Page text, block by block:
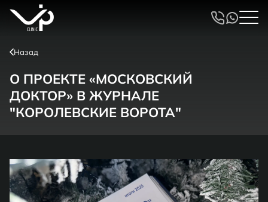
Назад
О ПРОЕКТЕ «МОСКОВСКИЙ
ДОКТОР» В ЖУРНАЛЕ
"КОРОЛЕВСКИЕ ВОРОТА"